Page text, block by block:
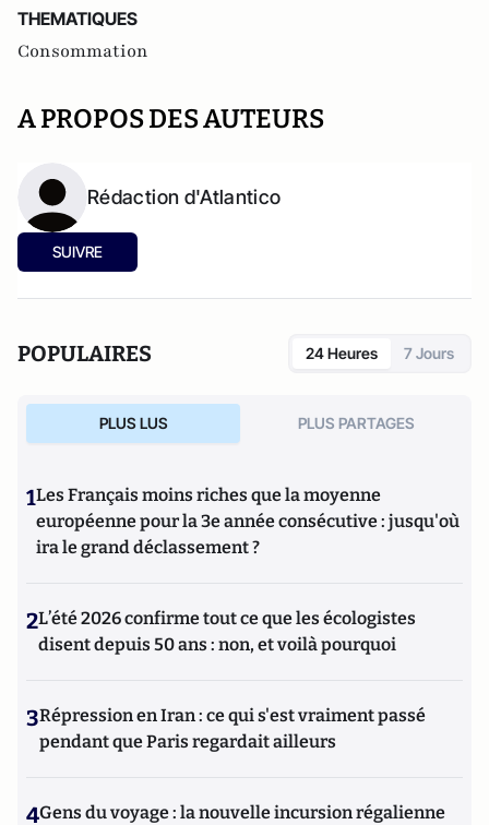
THEMATIQUES
Consommation
A PROPOS DES AUTEURS
Rédaction d'Atlantico
SUIVRE
POPULAIRES 24 Heures 7 Jours
PLUS LUS PLUS PARTAGES
1Les Français moins riches que la moyenne
européenne pour la 3e année consécutive : jusqu'où
ira le grand déclassement ?
2L’été 2026 confirme tout ce que les écologistes
disent depuis 50 ans : non, et voilà pourquoi
3Répression en Iran : ce qui s'est vraiment passé
pendant que Paris regardait ailleurs
4Gens du voyage : la nouvelle incursion régalienne